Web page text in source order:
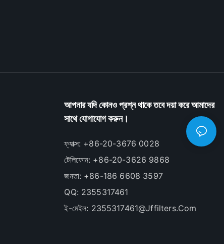
আপনার যদি কোনও প্রশ্ন থাকে তবে দয়া করে আমাদের
সাথে যোগাযোগ করুন।
ফ্যাক্স: +86-20-3676 0028
টেলিফোন: +86-20-3626 9868
জনতা: +86-186 6608 3597
QQ: 2355317461
ই-মেইল: 2355317461@jffilters.com